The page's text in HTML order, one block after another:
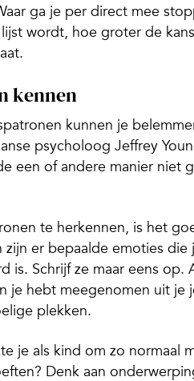
ga je per direct mee
wordt, hoe groter de
kennen
kunnen je
psycholoog Jeffrey
een of andere manier niet
te herkennen, is het
zijn er bepaalde emoties
is. Schrijf ze maar eens op.
je hebt meegenomen uit je
plekken.
je als kind om zo normaal
Denk aan